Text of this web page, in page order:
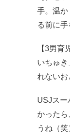
手。温か
る前に手
【3男
いちゅ
れないお
USJスー
かったら
うね（